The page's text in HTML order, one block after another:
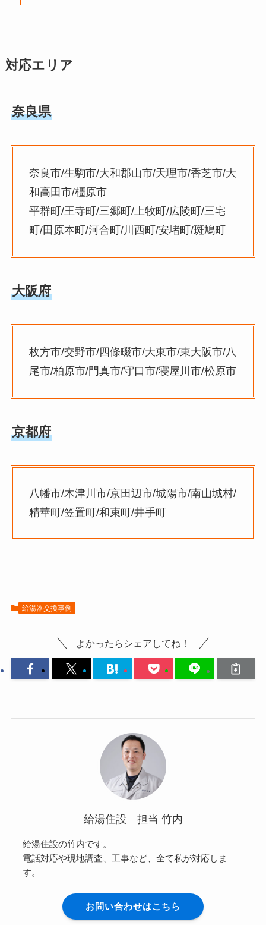
対応エリア
奈良県
奈良市/生駒市/大和郡山市/天理市/香芝市/大
和高田市/橿原市
平群町/王寺町/三郷町/上牧町/広陵町/三宅
町/田原本町/河合町/川西町/安堵町/斑鳩町
大阪府
枚方市/交野市/四條畷市/大東市/東大阪市/八
尾市/柏原市/門真市/守口市/寝屋川市/松原市
京都府
八幡市/木津川市/京田辺市/城陽市/南山城村/
精華町/笠置町/和束町/井手町
給湯器交換事例
よかったらシェアしてね！
給湯住設 担当 竹内
給湯住設の竹内です。
電話対応や現地調査、工事など、全て私が対応しま
す。
お問い合わせはこちら